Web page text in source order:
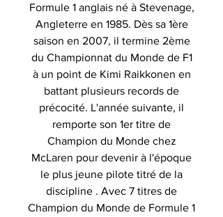
Formule 1 anglais né à Stevenage,
Angleterre en 1985. Dès sa 1ère
saison en 2007, il termine 2ème
du Championnat du Monde de F1
à un point de Kimi Raikkonen en
battant plusieurs records de
précocité. L'année suivante, il
remporte son 1er titre de
Champion du Monde chez
McLaren pour devenir à l'époque
le plus jeune pilote titré de la
discipline . Avec 7 titres de
Champion du Monde de Formule 1